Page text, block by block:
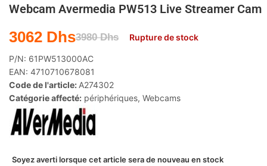
Webcam Avermedia PW513 Live Streamer Cam
3980Dhs
3062 Dhs Rupture de stock
P/N: 61PW513000AC
EAN: 4710710678081
Code de l'article: A274302
Catégorie affecté: périphériques, Webcams
Soyez averti lorsque cet article sera de nouveau en stock